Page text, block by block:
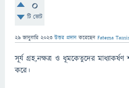
0
টি ভোট
29 জানুয়ারি 2023 উত্তর প্রদান করেছেন Fatema
সূর্য গ্রহ,নক্ষত্র ও ধূমকেতুদের মাধ্যাকর্ষণ
করে।